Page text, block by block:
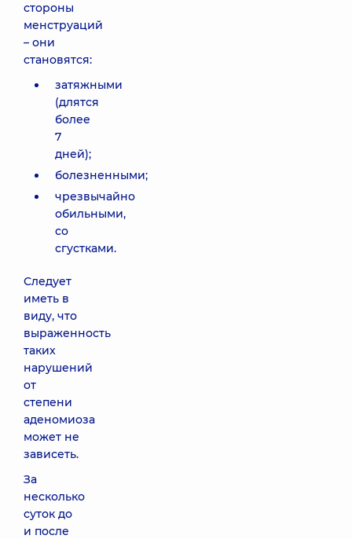
стороны
менструаций
– они
становятся:
затяжными
(длятся
более
7
дней);
болезненными;
чрезвычайно
обильными,
со
сгустками.
Следует
иметь в
виду, что
выраженность
таких
нарушений
от
степени
аденомиоза
может не
зависеть.
За
несколько
суток до
и после